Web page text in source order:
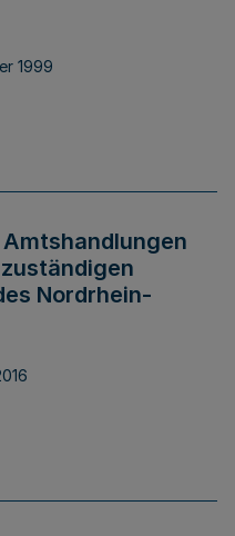
1999
Nordrhein-